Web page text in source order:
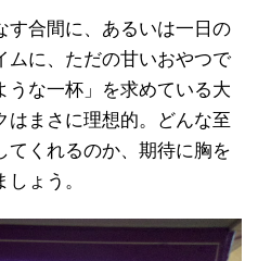
す合間に、あるいは一日の
ムに、ただの甘いおやつで
うな一杯」を求めている大
はまさに理想的。どんな至
てくれるのか、期待に胸を
ょう。